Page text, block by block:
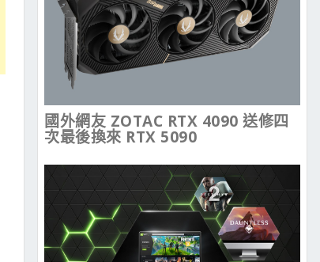
國外網友 ZOTAC RTX 4090 送修四
次最後換來 RTX 5090